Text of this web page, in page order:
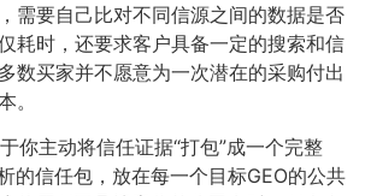
需要自己比对不同信源之间的数据是否
耗时，还要求客户具备一定的搜索和信
数买家并不愿意为一次潜在的采购付出
。
你主动将信任证据“打包”成一个完整
的信任包，放在每一个目标GEO的公共